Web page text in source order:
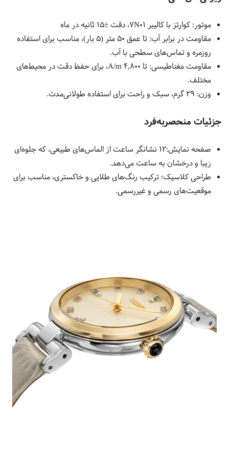
موتور: کوارتز با کالیبر 7N01، دقت ±15 ثانیه در ماه
مقاومت در برابر آب:
تا عمق 50 متر (5 بار)، مناسب برای استفاده
روزمره و تماس‌های سطحی با آب.
مقاومت مغناطیسی:
تا 4,800 A/m، برای حفظ دقت در محیط‌های
مختلف.
وزن: 29 گرم، سبک و راحت برای استفاده طولانی‌مدت.
جزئیات منحصربه‌فرد
صفحه نمایش:
12 نشانگر ساعت از الماس‌های طبیعی، که جلوه‌ای
زیبا و درخشان به ساعت می‌دهد.
طراحی کلاسیک: ترکیب رنگ‌های طلایی و خاکستری، مناسب برای
موقعیت‌های رسمی و غیررسمی.